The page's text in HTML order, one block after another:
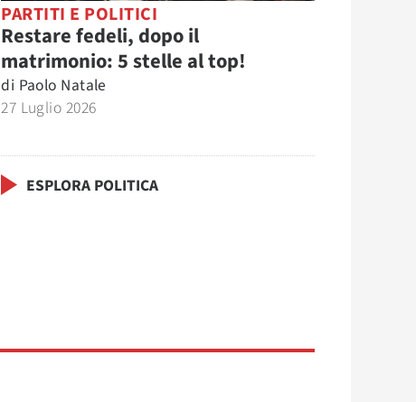
PARTITI E POLITICI
Restare fedeli, dopo il
matrimonio: 5 stelle al top!
di Paolo Natale
27 Luglio 2026
ESPLORA POLITICA